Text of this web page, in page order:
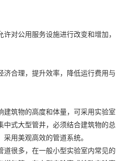
对公用服务设施进行改变和增加，
合理，提升效率，降低运行费用与
筑物的高度和体量，可采用实验室
中式大型管井，必须结合建筑物的总
用美观高效的管道系统。
很多，在一般小型实验室内常见的